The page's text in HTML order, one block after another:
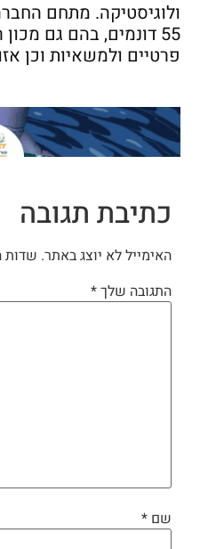
ולוגיסטיקה. מתחם
55 דונמים, בהם גם
פרטיים ולמשאיות וכן
כתיבת תגובה
האימייל לא יוצג באתר. שדות
התגובה שלך*
שם *